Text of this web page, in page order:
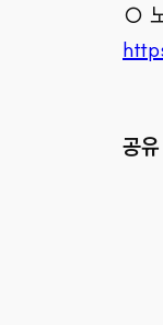
○
공유